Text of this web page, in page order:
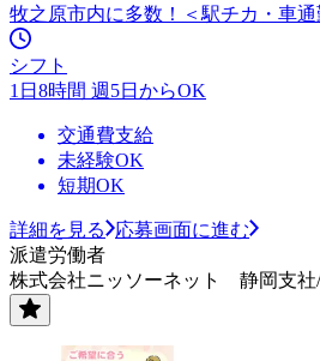
牧之原市内に多数！＜駅チカ・車通
シフト
1日8時間 週5日からOK
交通費支給
未経験OK
短期OK
詳細を見る
応募画面に進む
派遣労働者
株式会社ニッソーネット 静岡支社/